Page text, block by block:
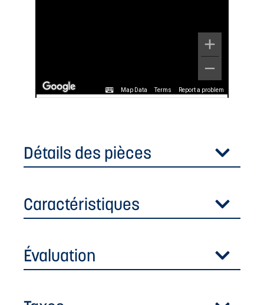
Map Data Terms Report a problem
Détails des pièces
Caractéristiques
Évaluation